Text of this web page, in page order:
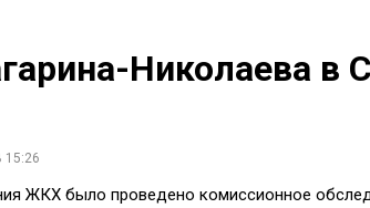
Николаева в
ЖКХ было проведено комиссионное